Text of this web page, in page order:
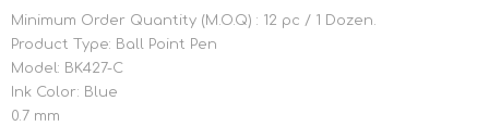
Minimum Order Quantity (M.O.Q) : 12 pc / 1 Dozen.
Product Type: Ball Point Pen
Model: BK427-C
Ink Color: Blue
0.7 mm